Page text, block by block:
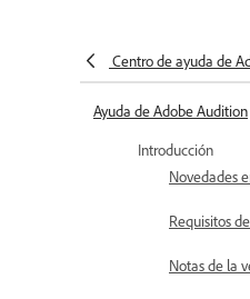
Centro de ayuda de
Ayuda de Adobe Audition
Introducción
Novedades
Requisitos
Notas de la